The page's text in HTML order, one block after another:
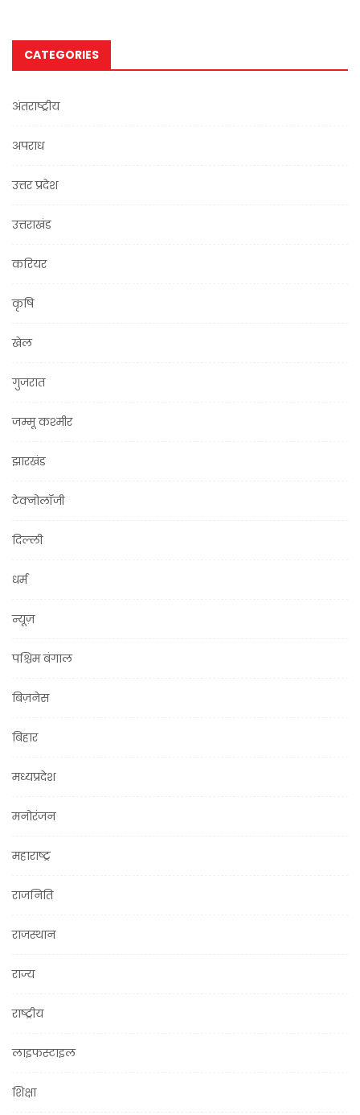
CATEGORIES
अंतराष्ट्रीय
अपराध
उत्तर प्रदेश
उत्तराखंड
करियर
कृषि
खेल
गुजरात
जम्मू कश्मीर
झारखंड
टेक्नोलॉजी
दिल्ली
धर्म
न्यूज़
पश्चिम बंगाल
बिज़नेस
बिहार
मध्यप्रदेश
मनोरंजन
महाराष्ट्र
राजनिति
राजस्थान
राज्य
राष्ट्रीय
लाइफस्टाइल
शिक्षा